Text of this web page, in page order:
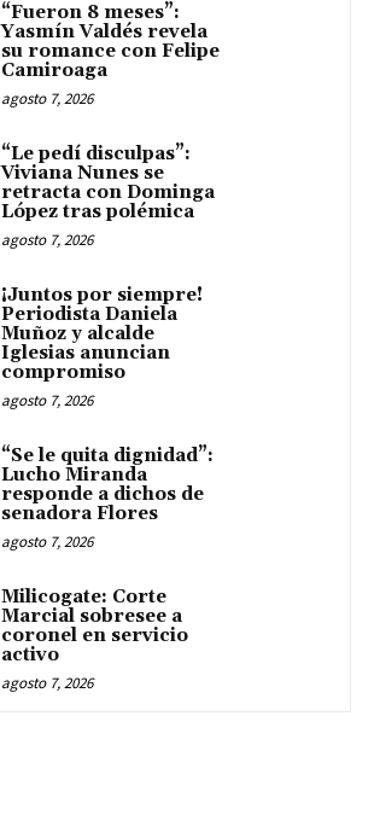
“Fueron 8 meses”:
Yasmín Valdés revela
su romance con Felipe
Camiroaga
agosto 7, 2026
“Le pedí disculpas”:
Viviana Nunes se
retracta con Dominga
López tras polémica
agosto 7, 2026
¡Juntos por siempre!
Periodista Daniela
Muñoz y alcalde
Iglesias anuncian
compromiso
agosto 7, 2026
“Se le quita dignidad”:
Lucho Miranda
responde a dichos de
senadora Flores
agosto 7, 2026
Milicogate: Corte
Marcial sobresee a
coronel en servicio
activo
agosto 7, 2026